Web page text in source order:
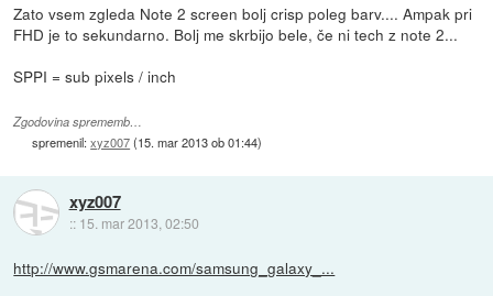
Zato vsem zgleda Note 2 screen bolj crisp poleg barv.... Ampak pri
FHD je to sekundarno. Bolj me skrbijo bele, če ni tech z note 2...
SPPI = sub pixels / inch
Zgodovina sprememb…
spremenil:xyz007(15. mar 2013 ob 01:44)
xyz007
:: 15. mar 2013, 02:50
http://www.gsmarena.com/samsung_galaxy_...